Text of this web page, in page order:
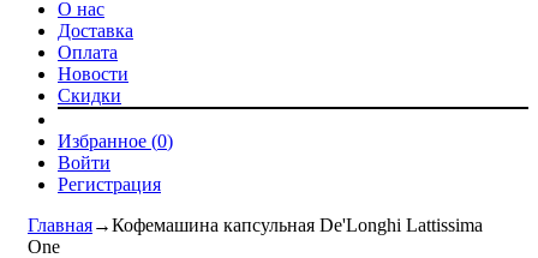
О нас
Доставка
Оплата
Новости
Скидки
Избранное (0)
Войти
Регистрация
Главная→Кофемашина капсульная De'Longhi Lattissima
One